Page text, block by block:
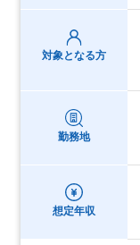
対象となる方
勤務地
想定年収